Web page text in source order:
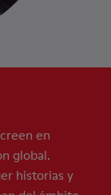
en
global.
historias y